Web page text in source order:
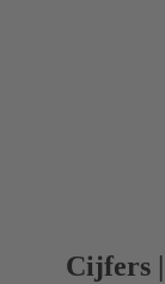
Cijfers |